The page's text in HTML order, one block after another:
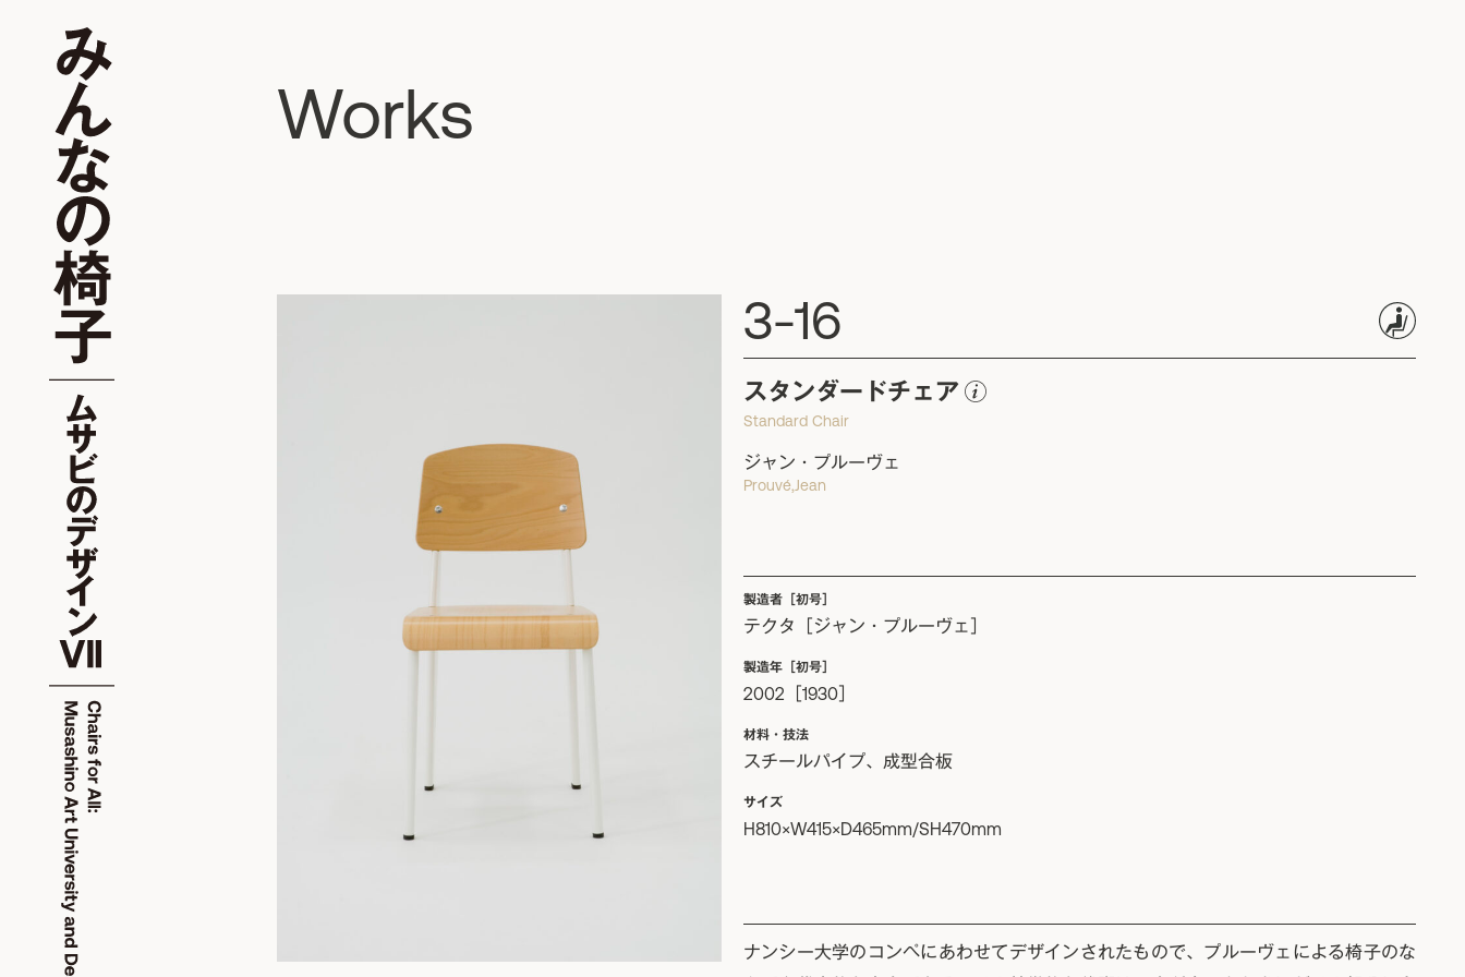
Works
3-16
スタンダードチェア
Standard Chair
ジャン・プルーヴェ
Prouvé,Jean
製造者［初号］
テクタ［ジャン・プルーヴェ］
製造年［初号］
2002［1930］
材料・技法
スチールパイプ、成型合板
サイズ
H810×W415×D465mm/SH470mm
ナンシー大学のコンペにあわせてデザインされたもので、プルーヴェによる椅子のな